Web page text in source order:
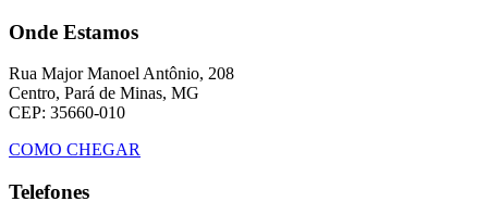
Onde Estamos
Rua Major Manoel Antônio, 208
Centro, Pará de Minas, MG
CEP: 35660-010
COMO CHEGAR
Telefones